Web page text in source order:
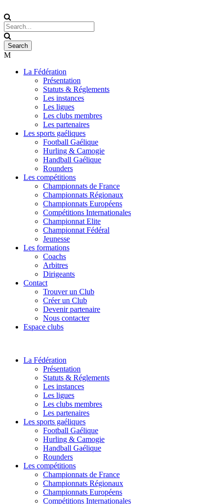
La Fédération
Présentation
Statuts & Réglements
Les instances
Les ligues
Les clubs membres
Les partenaires
Les sports gaéliques
Football Gaélique
Hurling & Camogie
Handball Gaélique
Rounders
Les compétitions
Championnats de France
Championnats Régionaux
Championnats Européens
Compétitions Internationales
Championnat Elite
Championnat Fédéral
Jeunesse
Les formations
Coachs
Arbitres
Dirigeants
Contact
Trouver un Club
Créer un Club
Devenir partenaire
Nous contacter
Espace clubs
La Fédération
Présentation
Statuts & Réglements
Les instances
Les ligues
Les clubs membres
Les partenaires
Les sports gaéliques
Football Gaélique
Hurling & Camogie
Handball Gaélique
Rounders
Les compétitions
Championnats de France
Championnats Régionaux
Championnats Européens
Compétitions Internationales